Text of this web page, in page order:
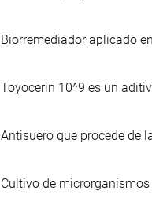
Biorremediador aplicado
Toyocerin 10^9 es un
Antisuero que procede de
Cultivo de